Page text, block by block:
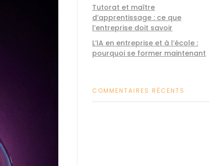
Tutorat et maître
d’apprentissage : ce que
l’entreprise doit savoir
L’IA en entreprise et à l’école :
pourquoi se former maintenant
COMMENTAIRES RÉCENTS